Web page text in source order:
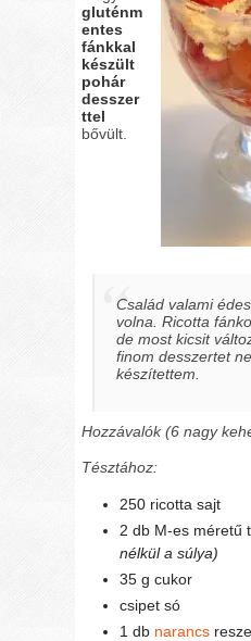
gluténm
entes
fánkkal
készült
pohár
desszer
ttel
bővült.
Család valami
volna. Ricotta
de most kicsit
finom desszertet
készítettem.
Hozzávalók (6 nagy
Tésztához:
250 ricotta sajt
2 db M-es méretű
nélkül a súlya)
35 g cukor
csipet só
1 db narancs